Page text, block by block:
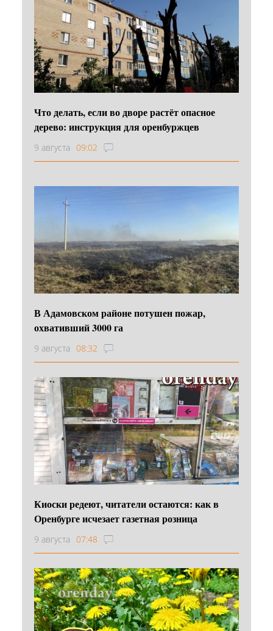
Что делать, если во дворе растёт опасное
дерево: инструкция для оренбуржцев
9 августа 09:02
В Адамовском районе потушен пожар,
охвативший 3000 га
9 августа 08:32
Киоски редеют, читатели остаются: как в
Оренбурге исчезает газетная розница
9 августа 07:48